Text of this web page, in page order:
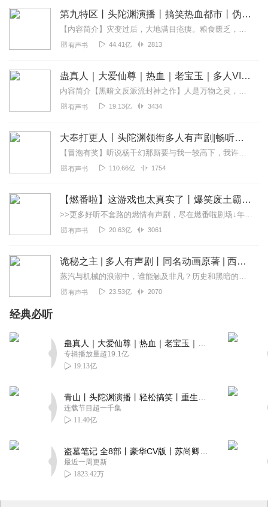
第九特区丨头陀渊演播丨搞笑热血都市丨伪戒丨VIP免费多人有声剧
【内容简介】灾变过后，大地满目疮痍。粮食匮乏，资源紧俏，局势混乱……一位从待规划区杀出来的青年，背对着漫天黄沙，孤身来到九区谋生，却不曾想偶然结识三五好友，一念...
有声书 44.41亿 2813
蛊真人｜大爱仙尊｜热血｜老宝玉｜多人VIP免费有声剧
内容简介【黑暗文反派流封神之作】人是万物之灵，蛊是天地真精。一个穿越者不断重生的故事。一个养蛊、炼蛊、用蛊的奇特世界。配音组（男角色）老宝玉旁白...
有声书 19.13亿 3434
大奉打更人丨头陀渊领衔多人有声剧|畅听全集|王鹤棣、田曦薇主演影视剧原著|卖报小郎君
【冒泡有奖】听说杨千幻那厮要与我一较高下，我许七安要开始装叉了！快进入声音播放页戳下方输入框，冒个泡偷偷告诉我，我要用哪些诗词才能胜过他？说得好的，有赏！202...
有声书 110.66亿 1754
【燃番啦】这游戏也太真实了丨爆笑废土霸榜神作丨紫襟剧社制作
>>更多好听不套路的燃情有声剧，尽在燃番啦剧场↓年度重磅推荐本专辑为VIP免费专辑每天上午10点5集更新，订阅可以听到最新内容哦！每周抽一个专辑五星优质评论送...
有声书 20.63亿 3061
诡秘之主 | 多人有声剧丨同名动画原著 | 西幻克苏鲁 | 乌贼作品
蒸汽与机械的浪潮中，谁能触及非凡？历史和黑暗的迷雾里，又是谁在耳语？我从诡秘中醒来，睁眼看见这个世界：枪械，大炮，巨舰，飞空艇，差分机；魔药，占卜，诅咒，倒吊人...
有声书 23.53亿 2070
经典必听
专辑播放量超19.1亿
19.13亿
连载节目超一千集
11.40亿
最近一周更新
1823.42万